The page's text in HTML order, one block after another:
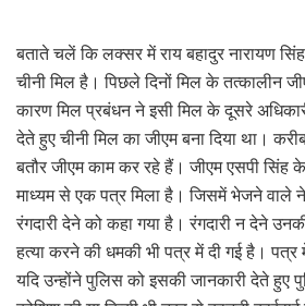
बताते चलें कि लक्सर में राय बहादुर नारायण
चीनी मिल है। पिछले दिनों मिल के तत्कालीन
कारण मिल प्रबंधन ने इसी मिल के दूसरे
देते हुए चीनी मिल का जीएम बना दिया था।
बतौर जीएम काम कर रहे हैं। जीएम एसपी सिंह
माध्यम से एक पत्र मिला है। जिसमें भेजने
रंगदारी देने को कहा गया है। रंगदारी न देने
हत्या करने की धमकी भी पत्र में दी गई है। पत्र
यदि उन्होंने पुलिस को इसकी जानकारी देते हुए